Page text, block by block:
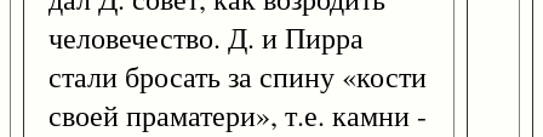
человечество. Д. и Пирра
стали бросать за спину «кости
своей праматери», т.е. камни -